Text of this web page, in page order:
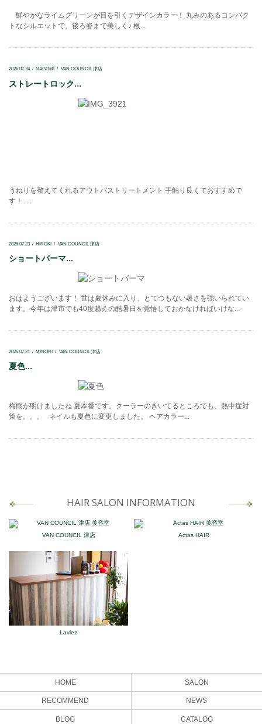
鮮やかなライムグリーンが目を引くデザインカラー！ 丸みのあるコンパク
トなシルエットで、後ろ姿まで美しく♪ 根...
2026.07.24 NAGOMI VAN COUNCIL 津店
ストレートロック...
うねりを整えてくれるアウトバストリートメント 手触り良くておすすめで
す！ ...
2026.07.23 HIROKI VAN COUNCIL 津店
ショートパーマ...
おはようございます！ 世は夏休みに入り、とてつもない暑さを強いられてい
ます。今年は津市でも40度越えの酷暑日を覚悟しておかなければいけな...
2026.07.21 MINORI VAN COUNCIL 津店
夏色...
梅雨が明けましたね 夏本番です。クーラーのきいてるところでも、熱中症対
策を。。。 ネイルも夏色に変更しました。 ヘアカラー...
HAIR SALON INFORMATION
VAN COUNCIL 津店 Actas HAIR
Laviez
HOME SALON
RECOMMEND NEWS
BLOG CATALOG